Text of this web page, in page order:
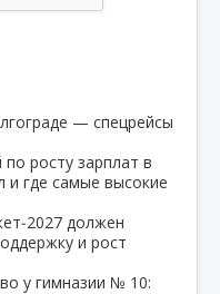
— спецрейсы
росту зарплат в
и где самые высокие
должен
и рост
у гимназии № 10: